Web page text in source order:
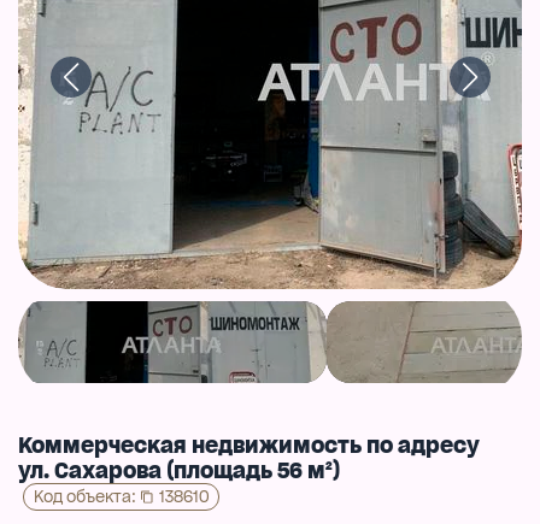
Коммерческая недвижимость по адресу
ул. Сахарова (площадь 56 м²)
Код объекта: 138610